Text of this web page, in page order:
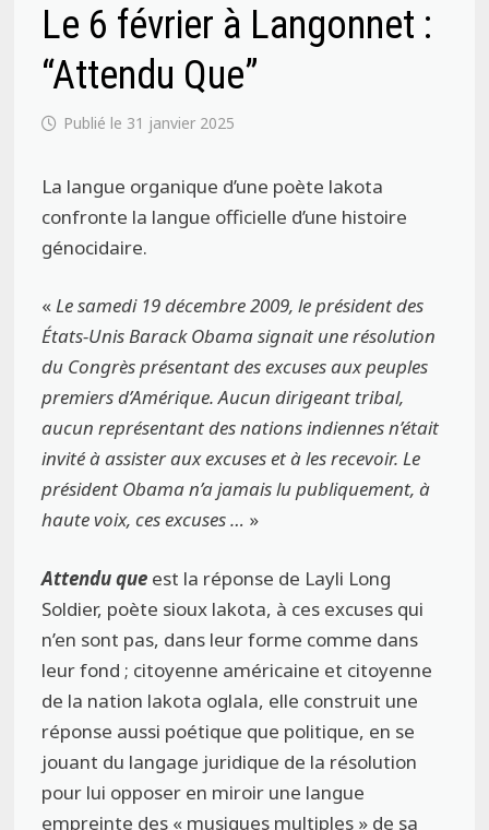
Le 6 février à Langonnet :
“Attendu Que”
31 janvier 2025
La langue organique d’une poète lakota
confronte la langue officielle d’une histoire
génocidaire.
«Le samedi 19 décembre 2009, le président des
États-Unis Barack Obama signait une résolution
du Congrès présentant des excuses aux peuples
premiers d’Amérique. Aucun dirigeant tribal,
aucun représentant des nations indiennes n’était
invité à assister aux excuses et à les recevoir. Le
président Obama n’a jamais lu publiquement, à
haute voix, ces excuses … »
Attendu que est la réponse de Layli Long
Soldier, poète sioux lakota, à ces excuses qui
n’en sont pas, dans leur forme comme dans
leur fond ; citoyenne américaine et citoyenne
de la nation lakota oglala, elle construit une
réponse aussi poétique que politique, en se
jouant du langage juridique de la résolution
pour lui opposer en miroir une langue
empreinte des « musiques multiples » de sa